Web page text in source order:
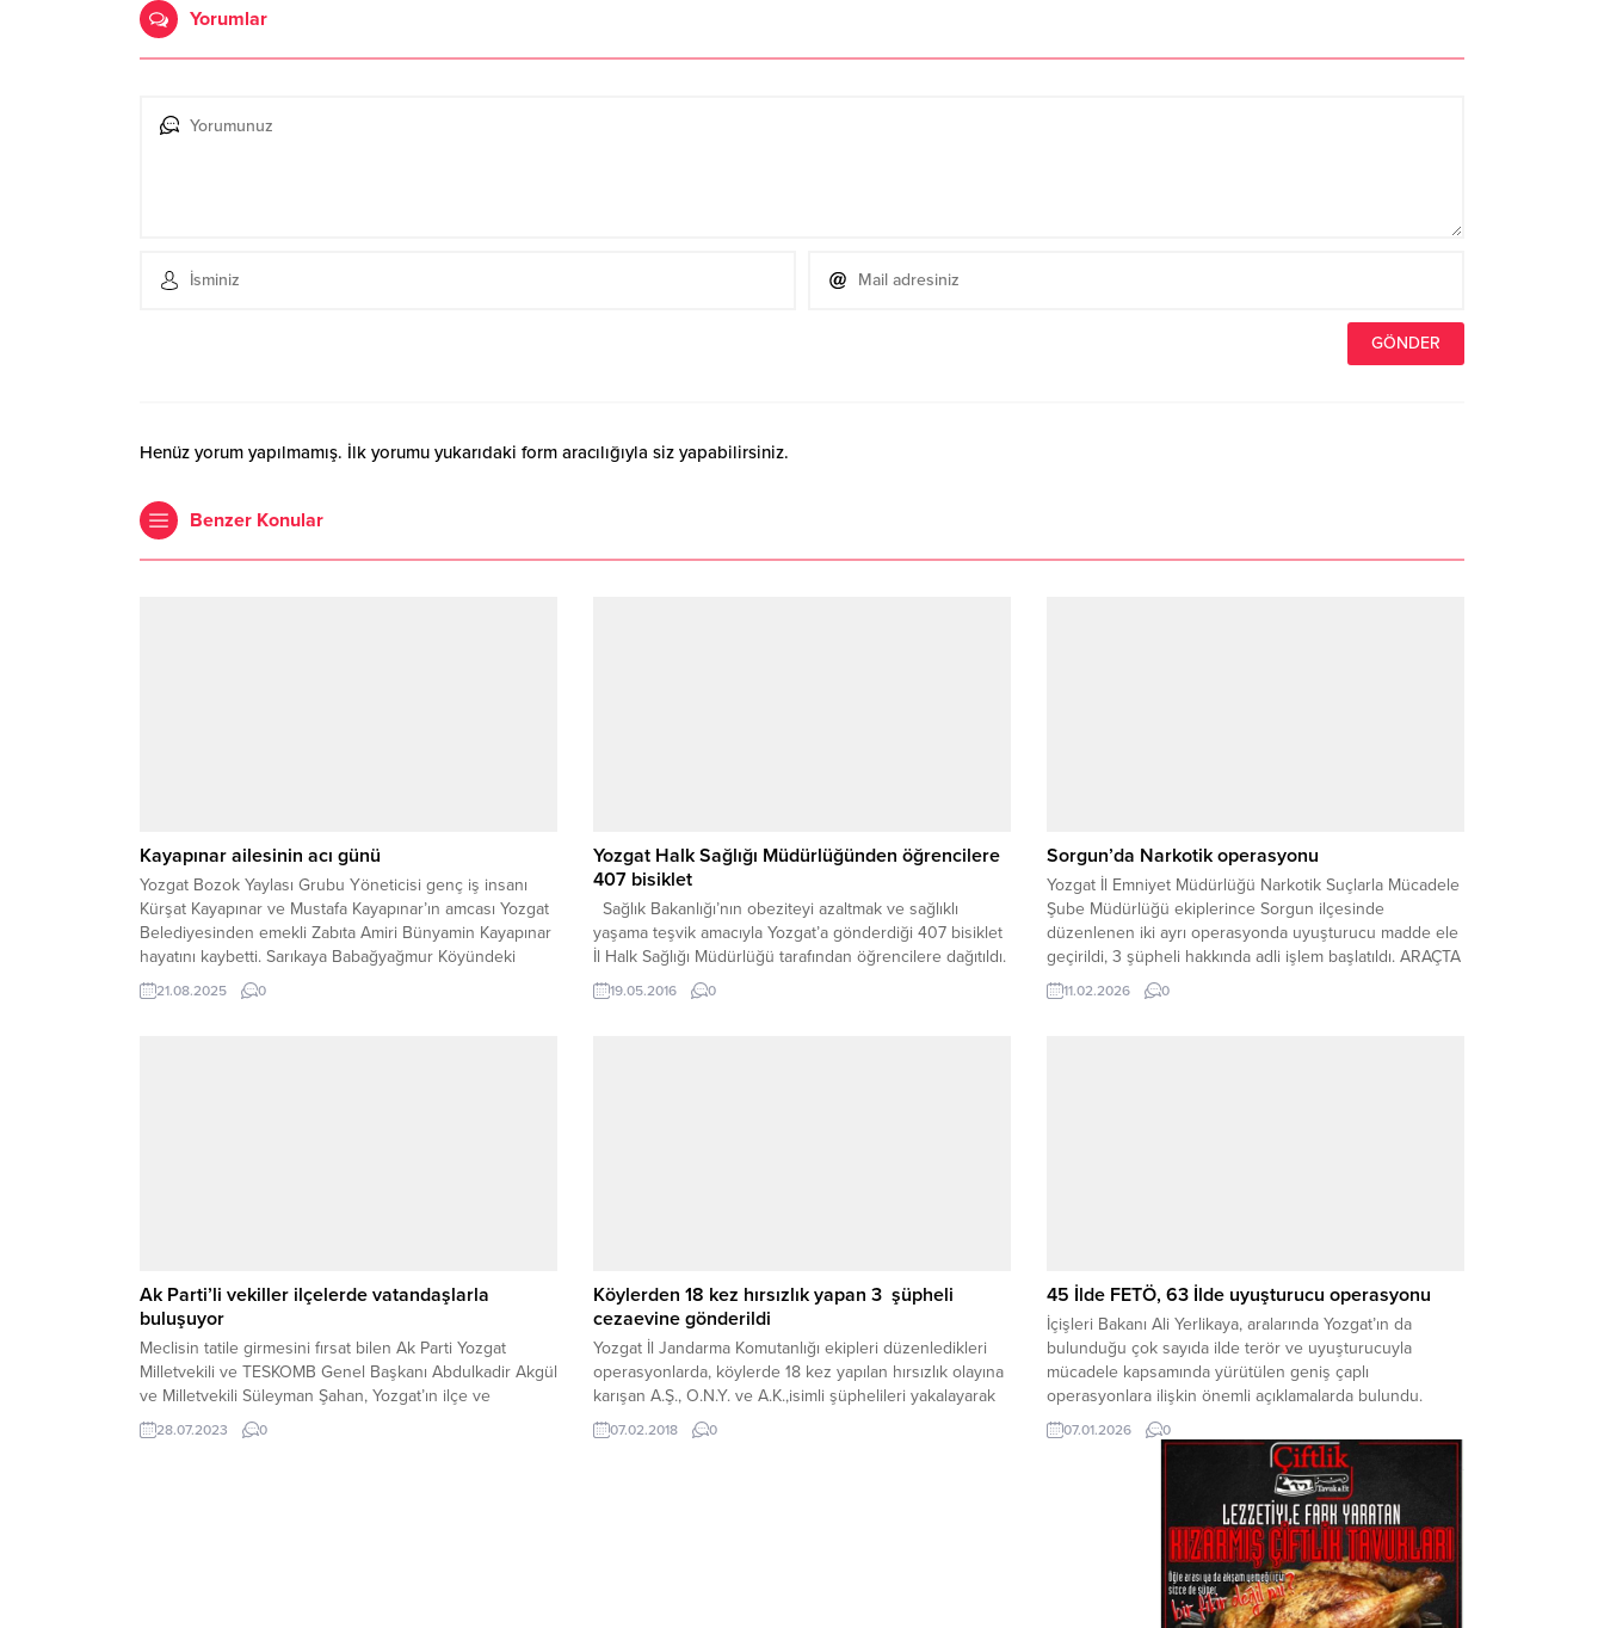
Yorumlar
Henüz yorum yapılmamış. İlk yorumu yukarıdaki form aracılığıyla siz yapabilirsiniz.
Benzer Konular
Kayapınar ailesinin acı günü
Yozgat Bozok Yaylası Grubu Yöneticisi genç iş insanı
Kürşat Kayapınar ve Mustafa Kayapınar’ın amcası Yozgat
Belediyesinden emekli Zabıta Amiri Bünyamin Kayapınar
hayatını kaybetti. Sarıkaya Babağyağmur Köyündeki
evinde geçirdiği kalp krizi sonrası 73 yaşında hayatını
kaybeden Bünyamin kayapınar’ın ani vefatı ailesi ve
21.08.2025 0
Yozgat Halk Sağlığı Müdürlüğünden öğrencilere
407 bisiklet
Sağlık Bakanlığı’nın obeziteyi azaltmak ve sağlıklı
yaşama teşvik amacıyla Yozgat’a gönderdiği 407 bisiklet
İl Halk Sağlığı Müdürlüğü tarafından öğrencilere dağıtıldı.
19 Mayıs Atatürk’ü Anma Gençlik ve Spor Bayramı
kutlama programının hemen ardından Yozgat Halk Sağlığı
19.05.2016 0
Sorgun’da Narkotik operasyonu
Yozgat İl Emniyet Müdürlüğü Narkotik Suçlarla Mücadele
Şube Müdürlüğü ekiplerince Sorgun ilçesinde
düzenlenen iki ayrı operasyonda uyuşturucu madde ele
geçirildi, 3 şüpheli hakkında adli işlem başlatıldı. ARAÇTA
VE ÜZERİNDE BONZAİ ELE GEÇİRİLDİ Edinilen bilgiye
göre, 9 Şubat 2026 günü saat 21.45 sıralarında Yeşilöz
11.02.2026 0
Ak Parti’li vekiller ilçelerde vatandaşlarla
buluşuyor
Meclisin tatile girmesini fırsat bilen Ak Parti Yozgat
Milletvekili ve TESKOMB Genel Başkanı Abdulkadir Akgül
ve Milletvekili Süleyman Şahan, Yozgat’ın ilçe ve
beledelerini karış karış gezerek vatandaşlarla bir araya
geliyor.
28.07.2023 0
Köylerden 18 kez hırsızlık yapan 3 şüpheli
cezaevine gönderildi
Yozgat İl Jandarma Komutanlığı ekipleri düzenledikleri
operasyonlarda, köylerde 18 kez yapılan hırsızlık olayına
karışan A.Ş., O.N.Y. ve A.K.,isimli şüphelileri yakalayarak
gözaltına aldı. Şüpheliler jandarmadaki işlemlerinin
ardından çıkarıldıkları mahkeme tarafından tutuklanarak
07.02.2018 0
45 İlde FETÖ, 63 İlde uyuşturucu operasyonu
İçişleri Bakanı Ali Yerlikaya, aralarında Yozgat’ın da
bulunduğu çok sayıda ilde terör ve uyuşturucuyla
mücadele kapsamında yürütülen geniş çaplı
operasyonlara ilişkin önemli açıklamalarda bulundu.
Bakan Yerlikaya, son haftalarda gerçekleştirilen
operasyonlarda FETÖ terör örgütü mensupları ile
uyuşturucu madde satıcılarına ağır darbeler vurulduğunu
açıkladı. FETÖ OPERASYONLARINDA 223 ŞÜPHELİ
YAKALANDI Bakan Yerlikaya’nın verdiği...
07.01.2026 0